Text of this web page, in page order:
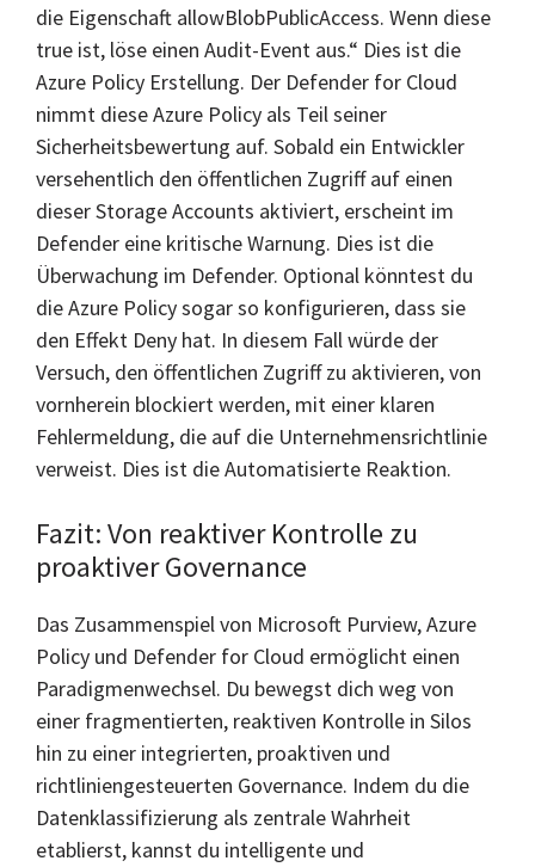
die Eigenschaft allowBlobPublicAccess. Wenn diese
true ist, löse einen Audit-Event aus.“ Dies ist die
Azure Policy Erstellung. Der Defender for Cloud
nimmt diese Azure Policy als Teil seiner
Sicherheitsbewertung auf. Sobald ein Entwickler
versehentlich den öffentlichen Zugriff auf einen
dieser Storage Accounts aktiviert, erscheint im
Defender eine kritische Warnung. Dies ist die
Überwachung im Defender. Optional könntest du
die Azure Policy sogar so konfigurieren, dass sie
den Effekt Deny hat. In diesem Fall würde der
Versuch, den öffentlichen Zugriff zu aktivieren, von
vornherein blockiert werden, mit einer klaren
Fehlermeldung, die auf die Unternehmensrichtlinie
verweist. Dies ist die Automatisierte Reaktion.
Fazit: Von reaktiver Kontrolle zu
proaktiver Governance
Das Zusammenspiel von Microsoft Purview, Azure
Policy und Defender for Cloud ermöglicht einen
Paradigmenwechsel. Du bewegst dich weg von
einer fragmentierten, reaktiven Kontrolle in Silos
hin zu einer integrierten, proaktiven und
richtliniengesteuerten Governance. Indem du die
Datenklassifizierung als zentrale Wahrheit
etablierst, kannst du intelligente und